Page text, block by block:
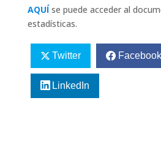
AQUÍse puede acceder al
estadísticas.
Twitter Facebook
LinkedIn